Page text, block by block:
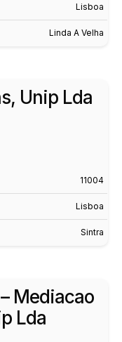
Lisboa
Linda A Velha
Unip Lda
11004
Lisboa
Sintra
Mediacao
Lda